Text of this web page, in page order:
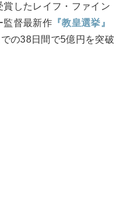
したレイフ・ファイン
監督最新作 『教皇選挙』
の38日間で5億円を突破